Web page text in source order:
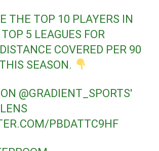
THE TOP 10 PLAYERS IN
TOP 5 LEAGUES FOR
COVERED PER 90
SEASON.
@GRADIENT_SPORTS'
PBDATTC9HF